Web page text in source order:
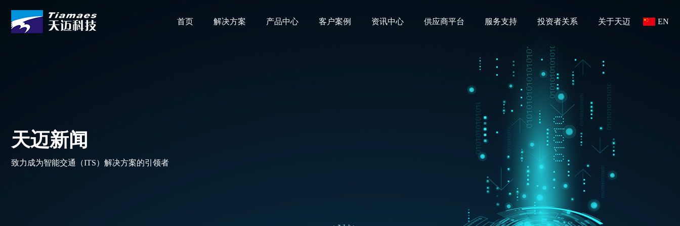
EN
首页 解决方案 产品中心 客户案例 资讯中心 供应商平台 服务支持 投资者关系 关于天迈
天迈新闻
致力成为智能交通（ITS）解决方案的引领者